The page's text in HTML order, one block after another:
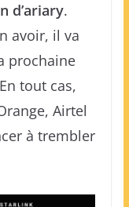
d’ariary.
avoir, il va
prochaine
tout cas,
Airtel
à trembler